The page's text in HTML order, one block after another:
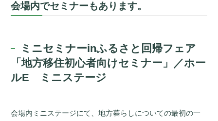
会場内でセミナーもあります。
ミニセミナーinふるさと回帰フェア
「地方移住初心者向けセミナー」／ホー
ルE ミニステージ
会場内ミニステージにて、地方暮らしについての最初の一